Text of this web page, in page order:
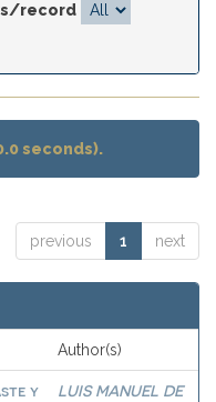
record
seconds).
previous 1 next
Author(s)
y
LUIS MANUEL DE